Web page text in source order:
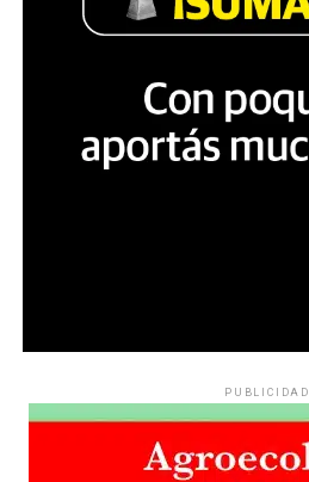
PUBLICIDAD